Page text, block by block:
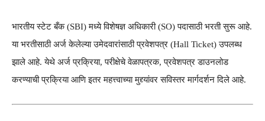
भारतीय स्टेट बँक (SBI) मध्ये विशेषज्ञ अधिकारी (SO) पदासाठी भरती सुरू आहे.
या भरतीसाठी अर्ज केलेल्या उमेदवारांसाठी प्रवेशपत्र (Hall Ticket) उपलब्ध
झाले आहे. येथे अर्ज प्रक्रिया, परीक्षेचे वेळापत्रक, प्रवेशपत्र डाउनलोड
करण्याची प्रक्रिया आणि इतर महत्त्वाच्या मुद्द्यांवर सविस्तर मार्गदर्शन दिले आहे.